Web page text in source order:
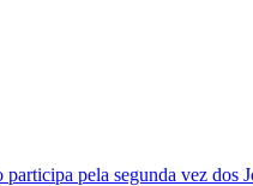
participa pela segunda vez dos